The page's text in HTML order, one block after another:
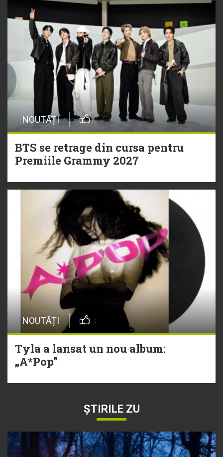
NOUTĂȚI
BTS se retrage din cursa pentru
Premiile Grammy 2027
NOUTĂȚI
Tyla a lansat un nou album:
„A*Pop”
ȘTIRILE ZU